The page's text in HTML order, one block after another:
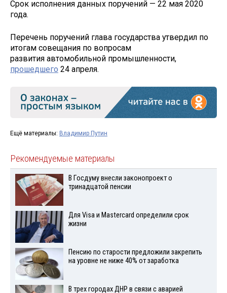
Срок исполнения данных поручений — 22 мая 2020
года.
Перечень поручений глава государства утвердил по
итогам совещания по вопросам
развития автомобильной промышленности,
прошедшего 24 апреля.
Ещё материалы: Владимир Путин
Рекомендуемые материалы
В Госдуму внесли законопроект о
тринадцатой пенсии
Для Visа и Mastercard определили срок
жизни
Пенсию по старости предложили закрепить
на уровне не ниже 40% от заработка
В трех городах ДНР в связи с аварией